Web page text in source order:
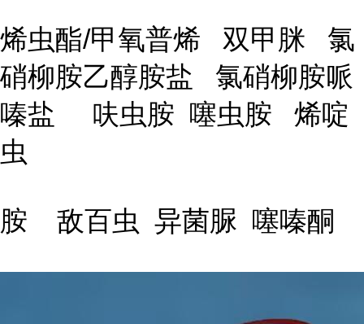
烯虫酯/甲氧普烯 双甲脒 氯
硝柳胺乙醇胺盐 氯硝柳胺哌
嗪盐 呋虫胺 噻虫胺 烯啶
虫
胺 敌百虫 异菌脲 噻嗪酮